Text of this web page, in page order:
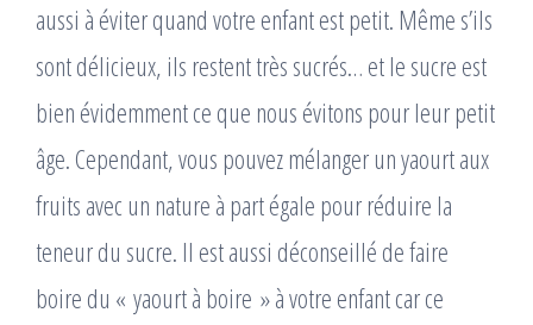
aussi à éviter quand votre enfant est petit. Même s’ils
sont délicieux, ils restent très sucrés… et le sucre est
bien évidemment ce que nous évitons pour leur petit
âge. Cependant, vous pouvez mélanger un yaourt aux
fruits avec un nature à part égale pour réduire la
teneur du sucre. Il est aussi déconseillé de faire
boire du « yaourt à boire » à votre enfant car ce